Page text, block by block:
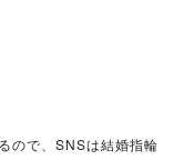
ので、SNSは結婚指輪